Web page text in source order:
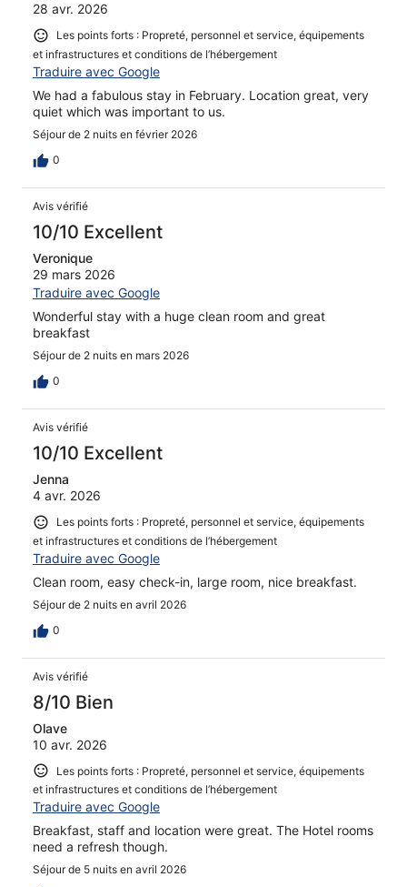
28 avr. 2026
Les points forts : Propreté, personnel et service, équipements
et infrastructures et conditions de l’hébergement
Traduire avec Google
We had a fabulous stay in February. Location great, very
quiet which was important to us.
Séjour de 2 nuits en février 2026
0
Avis vérifié
10/10 Excellent
Veronique
29 mars 2026
Traduire avec Google
Wonderful stay with a huge clean room and great
breakfast
Séjour de 2 nuits en mars 2026
0
Avis vérifié
10/10 Excellent
Jenna
4 avr. 2026
Les points forts : Propreté, personnel et service, équipements
et infrastructures et conditions de l’hébergement
Traduire avec Google
Clean room, easy check-in, large room, nice breakfast.
Séjour de 2 nuits en avril 2026
0
Avis vérifié
8/10 Bien
Olave
10 avr. 2026
Les points forts : Propreté, personnel et service, équipements
et infrastructures et conditions de l’hébergement
Traduire avec Google
Breakfast, staff and location were great. The Hotel rooms
need a refresh though.
Séjour de 5 nuits en avril 2026